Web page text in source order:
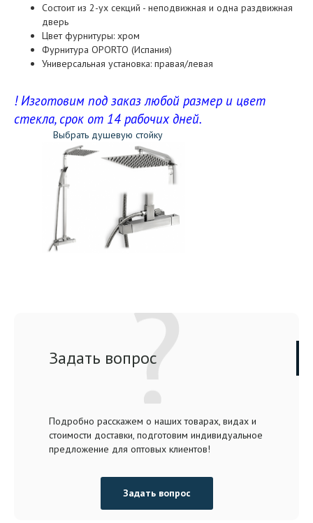
Состоит из 2-ух секций - неподвижная и одна раздвижная
дверь
Цвет фурнитуры: хром
Фурнитура OPORTO (Испания)
Универсальная установка: правая/левая
! Изготовим под заказ любой размер и цвет
стекла, срок от 14 рабочих дней.
Выбрать душевую стойку
Задать вопрос
Подробно расскажем о наших товарах, видах и
стоимости доставки, подготовим индивидуальное
предложение для оптовых клиентов!
Задать вопрос